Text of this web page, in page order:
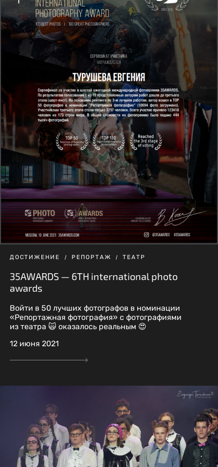
ДОСТИЖЕНИЕ РЕПОРТАЖ ТЕАТР
35AWARDS — 6TH international photo
awards
Войти в 50 лучших фотографов в номинации
«Репортажная фотография» с фотографиями
из театра 🙀 оказалось реальным 😍
12 июня 2021